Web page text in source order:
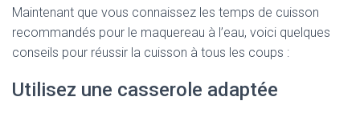
Maintenant que vous connaissez les temps de cuisson
recommandés pour le maquereau à l’eau, voici quelques
conseils pour réussir la cuisson à tous les coups :
Utilisez une casserole adaptée